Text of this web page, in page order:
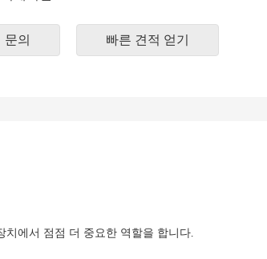
문의 빠른 견적 얻기
에서 점점 더 중요한 역할을 합니다.